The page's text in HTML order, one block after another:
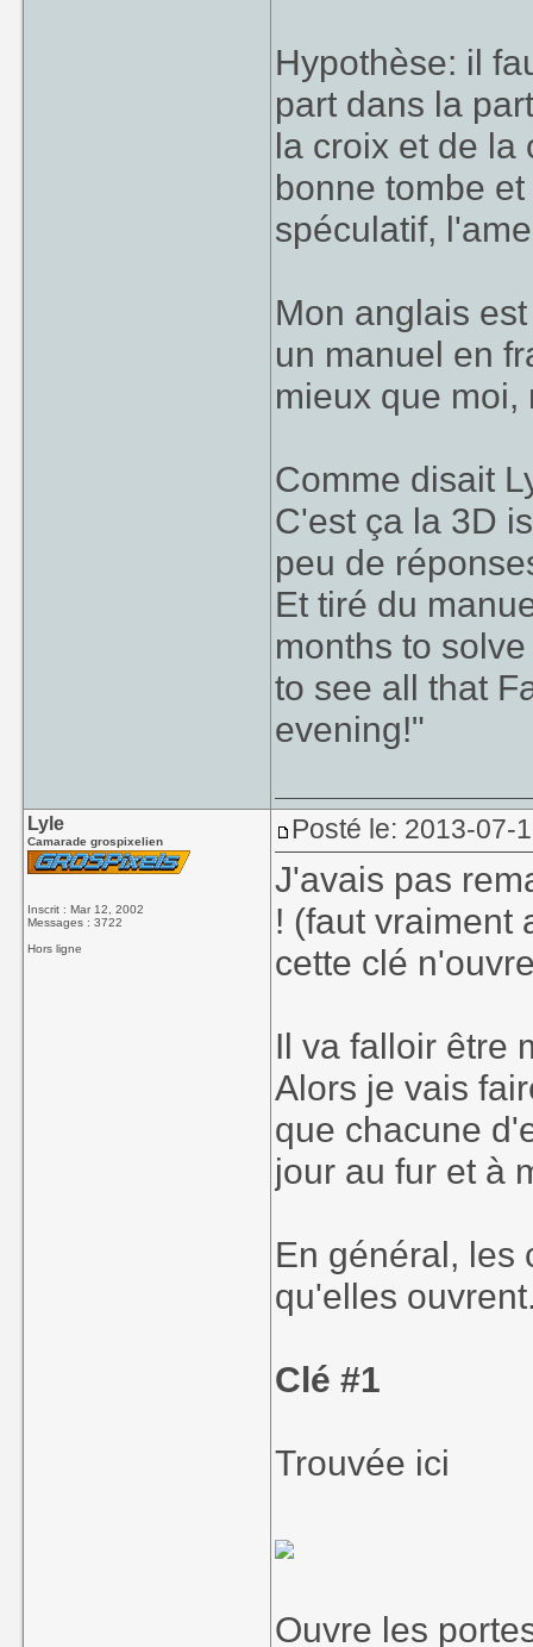
Hypothèse: il
part dans la
la croix et de la
bonne tombe
spéculatif,
Mon anglais
un manuel en
mieux que
Comme disait
C'est ça la 3D
peu de
Et tiré du
months to
to see all that
evening!"
Lyle
Camarade grospixelien
Inscrit : Mar 12, 2002
Messages : 3722
Hors ligne
Posté le: 2013-07-
J'avais pas
! (faut vraiment
cette clé
Il va falloir être
Alors je vais
que chacune
jour au fur et à
En général, les
qu'elles
Clé #1
Trouvée ici
Ouvre les